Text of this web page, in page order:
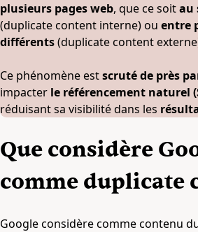
plusieurs pages web, que ce soitau
(duplicate content interne) ou entre
différents(duplicate content
Ce phénomène estscruté de près
impacter le référencement naturel
réduisant sa visibilité dans les
Que considère
comme duplicate
Google considère comme contenu